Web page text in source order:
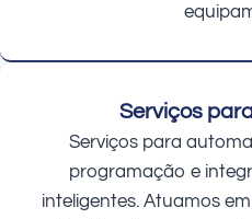
Serviços
Serviços para
programação e
inteligentes. Atuamos